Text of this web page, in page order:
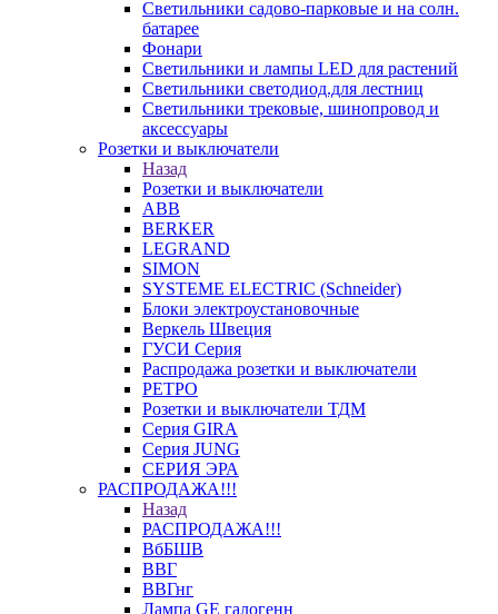
Светильники садово-парковые и на солн.
батарее
Фонари
Светильники и лампы LED для растений
Светильники светодиод.для лестниц
Светильники трековые, шинопровод и
аксессуары
Розетки и выключатели
Назад
Розетки и выключатели
ABB
BERKER
LEGRAND
SIMON
SYSTEME ELECTRIC (Schneider)
Блоки электроустановочные
Веркель Швеция
ГУСИ Серия
Распродажа розетки и выключатели
РЕТРО
Розетки и выключатели ТДМ
Серия GIRA
Серия JUNG
СЕРИЯ ЭРА
РАСПРОДАЖА!!!
Назад
РАСПРОДАЖА!!!
ВбБШВ
ВВГ
ВВГнг
Лампа GE галогенн